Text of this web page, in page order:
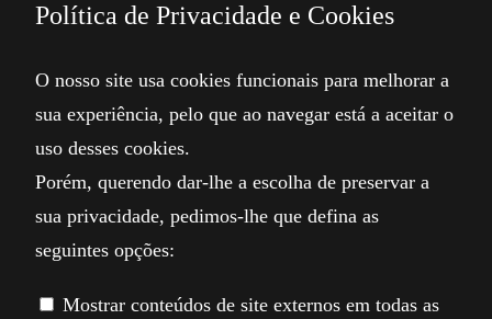
Política de Privacidade e Cookies
O nosso site usa cookies funcionais para melhorar a
sua experiência, pelo que ao navegar está a aceitar o
uso desses cookies.
Porém, querendo dar-lhe a escolha de preservar a
sua privacidade, pedimos-lhe que defina as
seguintes opções:
Mostrar conteúdos de site externos em todas as